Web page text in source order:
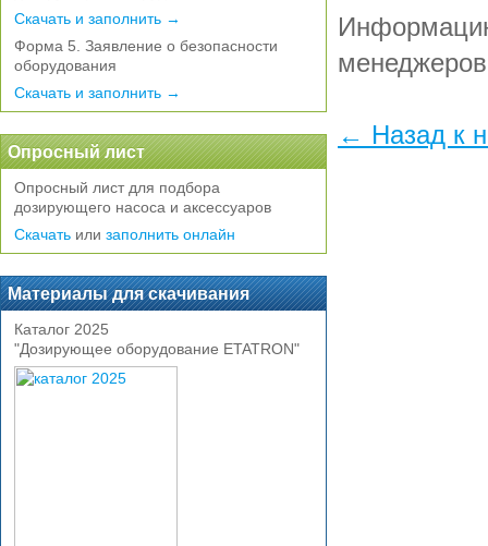
← Назад к
Скачать и заполнить →
Форма 5. Заявление о безопасности
оборудования
Скачать и заполнить →
Опросный лист
Опросный лист для подбора
дозирующего насоса и аксессуаров
Скачать или заполнить онлайн
Материалы для скачивания
Каталог 2025
"Дозирующее оборудование ETATRON"